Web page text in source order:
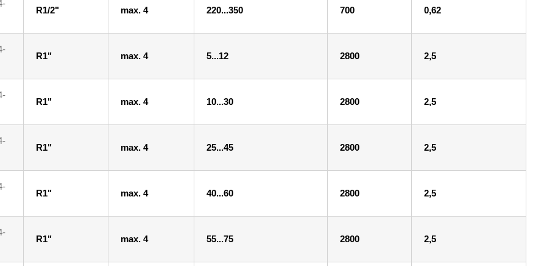
R1/2" max. 4 220...350 700 0,62
R1" max. 4 5...12 2800 2,5
R1" max. 4 10...30 2800 2,5
R1" max. 4 25...45 2800 2,5
R1" max. 4 40...60 2800 2,5
R1" max. 4 55...75 2800 2,5